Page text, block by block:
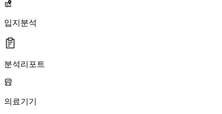
입지분석
분석리포트
의료기기